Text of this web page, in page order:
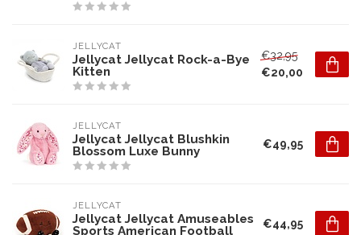
JELLYCAT
Jellycat Jellycat Rock-a-Bye
Kitten
€32,95
€20,00
JELLYCAT
Jellycat Jellycat Blushkin
Blossom Luxe Bunny
€49,95
JELLYCAT
Jellycat Jellycat Amuseables
Sports American Football
€44,95